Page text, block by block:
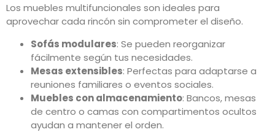
Los muebles multifuncionales son ideales para
aprovechar cada rincón sin comprometer el diseño.
Sofás modulares: Se pueden reorganizar
fácilmente según tus necesidades.
Mesas extensibles: Perfectas para adaptarse a
reuniones familiares o eventos sociales.
Muebles con almacenamiento: Bancos, mesas
de centro o camas con compartimentos ocultos
ayudan a mantener el orden.